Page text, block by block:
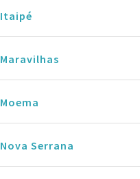
Itaipé
Maravilhas
Moema
Nova Serrana